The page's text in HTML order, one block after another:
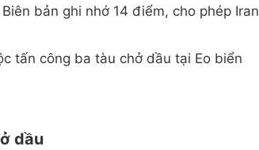
bản ghi nhớ 14 điểm, cho phép Iran
tấn công ba tàu chở dầu tại Eo biển
dầu